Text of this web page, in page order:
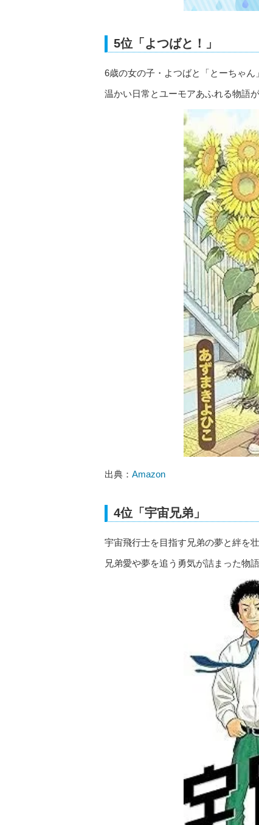
5位「よつばと！」
6歳の女の子・よつばと「とーちゃん
温かい日常とユーモアあふれる物語
出典： Amazon
4位「宇宙兄弟」
宇宙飛行士を目指す兄弟の夢と絆を
兄弟愛や夢を追う勇気が詰まった物